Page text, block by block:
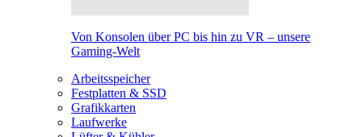
Von Konsolen über PC bis hin zu VR – unsere
Gaming-Welt
Arbeitsspeicher
Festplatten & SSD
Grafikkarten
Laufwerke